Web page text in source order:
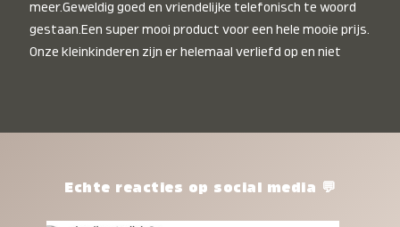
meer.Geweldig goed en vriendelijke telefonisch te woord
gestaan.Een super mooi product voor een hele mooie prijs.
Onze kleinkinderen zijn er helemaal verliefd op en niet
het waard.Echte reacties op social media 💬